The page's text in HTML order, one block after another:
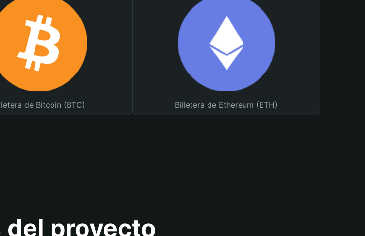
de Bitcoin (BTC) Billetera de Ethereum (ETH)
del proyecto